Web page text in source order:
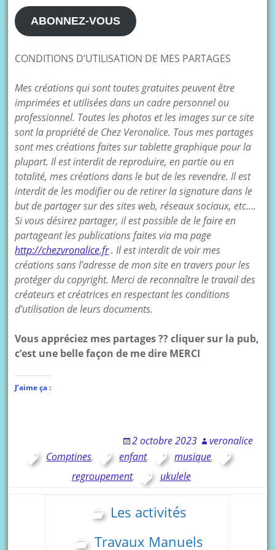
mail
ABONNEZ-VOUS
CONDITIONS D’UTILISATION DE MES PARTAGES
Mes créations qui sont toutes gratuites peuvent être
imprimées et utilisées dans un cadre personnel ou
professionnel. Toutes les photos et les images sur ce site
sont la propriété de Chez Veronalice. Tous mes partages
sont mes créations faites sur tablette graphique pour la
plupart. Il est interdit de reproduire, en partie ou en
totalité, mes créations dans le but de les revendre. Il est
interdit de les modifier ou de retirer la signature dans le
but de partager sur des sites web, réseaux sociaux, etc….
Si vous désirez partager, il est possible de le faire en
partageant les publications faites via ma page
http://chezvronalice.fr. Il est interdit de voir mes
créations sans l’adresse de mon site en travers pour les
protéger du copyright. Merci de reconnaître le travail des
créateurs et créatrices en respectant les conditions
d’utilisation de leurs documents.
Vous appréciez mes partages ?? cliquer sur la pub,
c’est une belle façon de me dire MERCI
J’aime ça :
2 octobre 2023
veronalice
Comptines, enfant, musique,
regroupement, ukulele
Les activités
Travaux Manuels